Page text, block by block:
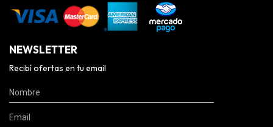
NEWSLETTER
Recibí ofertas en tu email